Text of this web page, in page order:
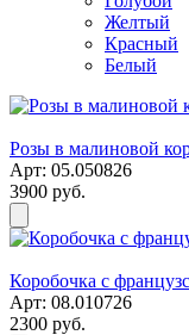
Желтый
Красный
Белый
Розы в малиновой
Арт: 05.050826
3900 руб.
Коробочка с
Арт: 08.010726
2300 руб.